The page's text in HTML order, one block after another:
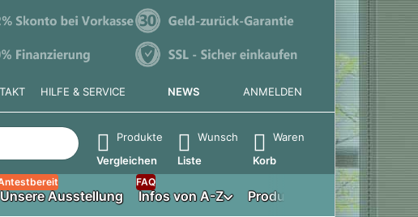
HILFE & SERVICE NEWS ANMELDEN
Sie die Eingabetaste, um alle Ergebnisse aufzurufen.
Produkte
Vergleichen
Wunsch
Liste
Waren
Korb
Unsere Ausstellung Infos von A-Z
FAQ
Produktberater